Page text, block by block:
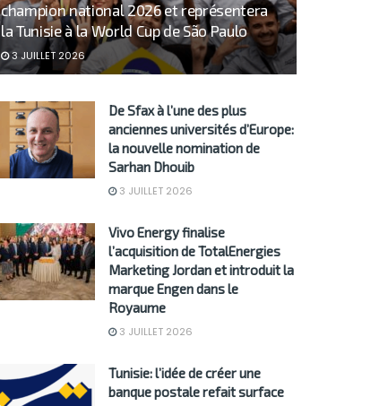
champion national 2026 et représentera
la Tunisie à la World Cup de São Paulo
3 JUILLET 2026
De Sfax à l’une des plus
anciennes universités d’Europe:
la nouvelle nomination de
Sarhan Dhouib
3 JUILLET 2026
Vivo Energy finalise
l’acquisition de TotalEnergies
Marketing Jordan et introduit la
marque Engen dans le
Royaume
3 JUILLET 2026
Tunisie: l’idée de créer une
banque postale refait surface